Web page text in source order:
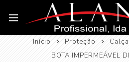
Início Proteção
BOTA IMPERMEÁVEL